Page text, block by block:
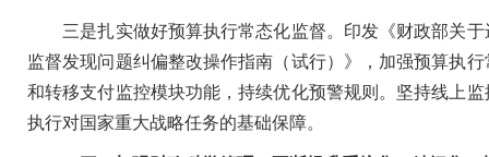
三是扎实做好预算执行常态化监督。印发《财政部关于
监督发现问题纠偏整改操作指南（试行）》，加强预算执
和转移支付监控模块功能，持续优化预警规则。坚持线上
执行对国家重大战略任务的基础保障。